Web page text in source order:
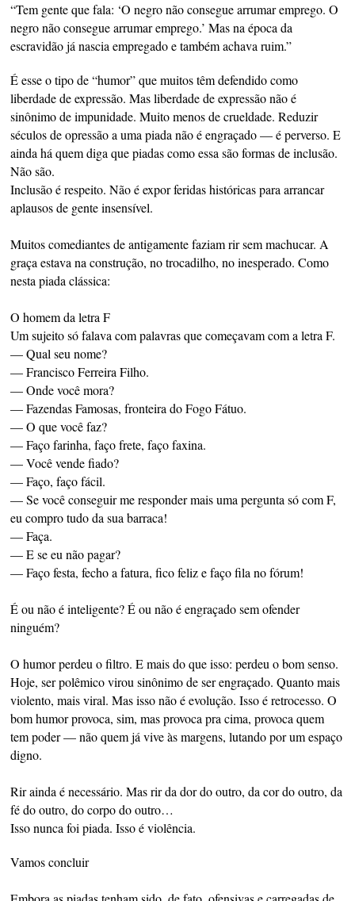
“Tem gente que fala: ‘O negro não consegue arrumar emprego. O
negro não consegue arrumar emprego.’ Mas na época da
escravidão já nascia empregado e também achava ruim.”
É esse o tipo de “humor” que muitos têm defendido como
liberdade de expressão. Mas liberdade de expressão não é
sinônimo de impunidade. Muito menos de crueldade. Reduzir
séculos de opressão a uma piada não é engraçado — é perverso. E
ainda há quem diga que piadas como essa são formas de inclusão.
Não são.
Inclusão é respeito. Não é expor feridas históricas para arrancar
aplausos de gente insensível.
Muitos comediantes de antigamente faziam rir sem machucar. A
graça estava na construção, no trocadilho, no inesperado. Como
nesta piada clássica:
O homem da letra F
Um sujeito só falava com palavras que começavam com a letra F.
— Qual seu nome?
— Francisco Ferreira Filho.
— Onde você mora?
— Fazendas Famosas, fronteira do Fogo Fátuo.
— O que você faz?
— Faço farinha, faço frete, faço faxina.
— Você vende fiado?
— Faço, faço fácil.
— Se você conseguir me responder mais uma pergunta só com F,
eu compro tudo da sua barraca!
— Faça.
— E se eu não pagar?
— Faço festa, fecho a fatura, fico feliz e faço fila no fórum!
É ou não é inteligente? É ou não é engraçado sem ofender
ninguém?
O humor perdeu o filtro. E mais do que isso: perdeu o bom senso.
Hoje, ser polêmico virou sinônimo de ser engraçado. Quanto mais
violento, mais viral. Mas isso não é evolução. Isso é retrocesso. O
bom humor provoca, sim, mas provoca pra cima, provoca quem
tem poder — não quem já vive às margens, lutando por um espaço
digno.
Rir ainda é necessário. Mas rir da dor do outro, da cor do outro, da
fé do outro, do corpo do outro…
Isso nunca foi piada. Isso é violência.
Vamos concluir